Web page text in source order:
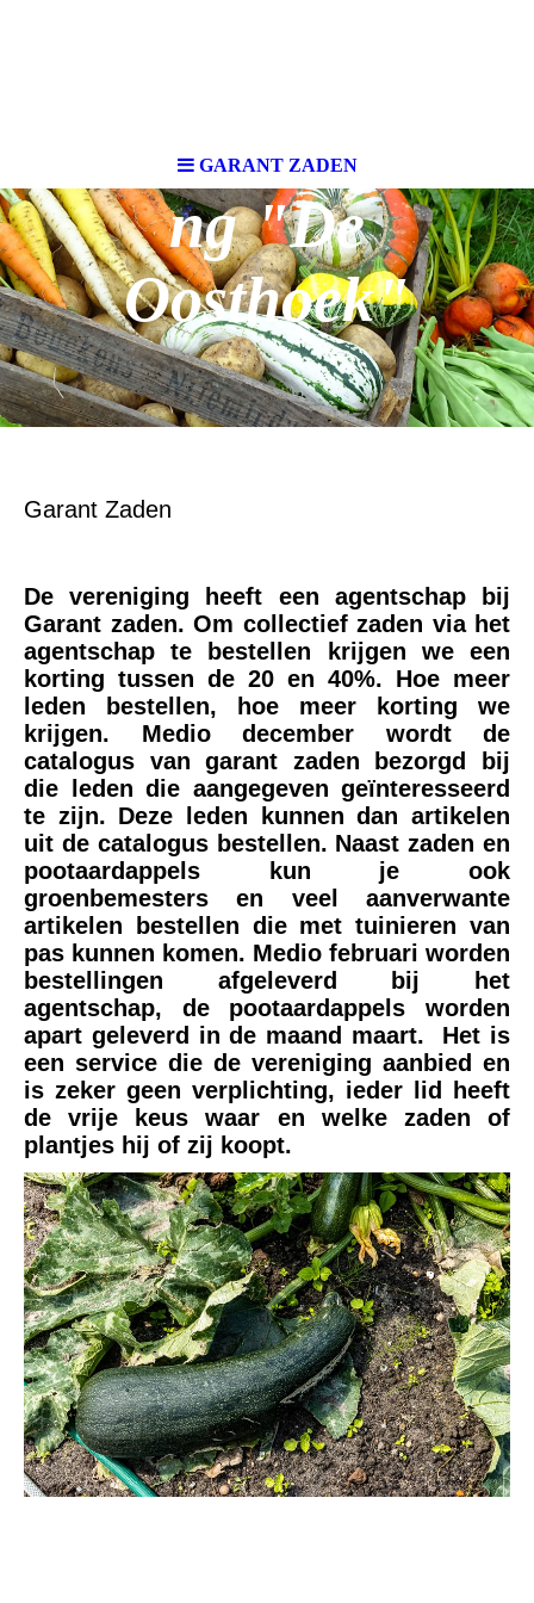
GARANT ZADEN
Volkstuinverenigi
ng "De
Oosthoek"
V-
Garant Zaden
De vereniging heeft een agentschap bij
Garant zaden. Om collectief zaden via het
agentschap te bestellen krijgen we een
korting tussen de 20 en 40%. Hoe meer
leden bestellen, hoe meer korting we
krijgen. Medio december wordt de
catalogus van garant zaden bezorgd bij
die leden die aangegeven geïnteresseerd
te zijn. Deze leden kunnen dan artikelen
uit de catalogus bestellen. Naast zaden en
pootaardappels kun je ook
groenbemesters en veel aanverwante
artikelen bestellen die met tuinieren van
pas kunnen komen. Medio februari worden
bestellingen afgeleverd bij het
agentschap, de pootaardappels worden
apart geleverd in de maand maart. Het is
een service die de vereniging aanbied en
is zeker geen verplichting, ieder lid heeft
de vrije keus waar en welke zaden of
plantjes hij of zij koopt.